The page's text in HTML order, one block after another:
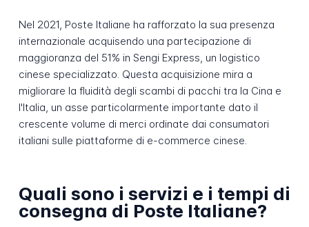
Nel 2021, Poste Italiane ha rafforzato la sua presenza
internazionale acquisendo una partecipazione di
maggioranza del 51% in Sengi Express, un logistico
cinese specializzato. Questa acquisizione mira a
migliorare la fluidità degli scambi di pacchi tra la Cina e
l'Italia, un asse particolarmente importante dato il
crescente volume di merci ordinate dai consumatori
italiani sulle piattaforme di e-commerce cinese.
Quali sono i servizi e i tempi di
consegna di Poste Italiane?